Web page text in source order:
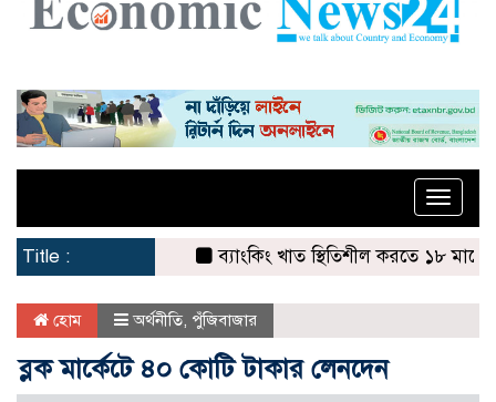
Toggle
Title :
ব্যাংকিং খাত স্থিতিশীল করতে ১৮ মাসের
হোম অর্থনীতি পুঁজিবাজার
ব্লক মার্কেটে ৪০ কোটি টাকার লেনদেন